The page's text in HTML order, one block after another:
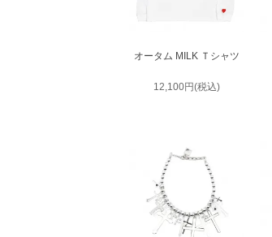
オータム MILK Ｔシャツ
12,100円(税込)